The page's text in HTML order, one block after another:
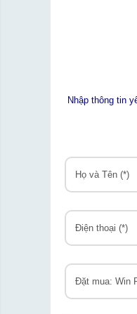
Nhập thông tin